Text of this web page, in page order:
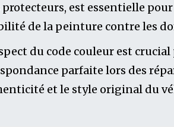
est essentielle
de la peinture contre les
du code couleur est
parfaite lors des
et le style original du